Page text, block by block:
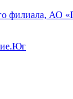
филиала, АО